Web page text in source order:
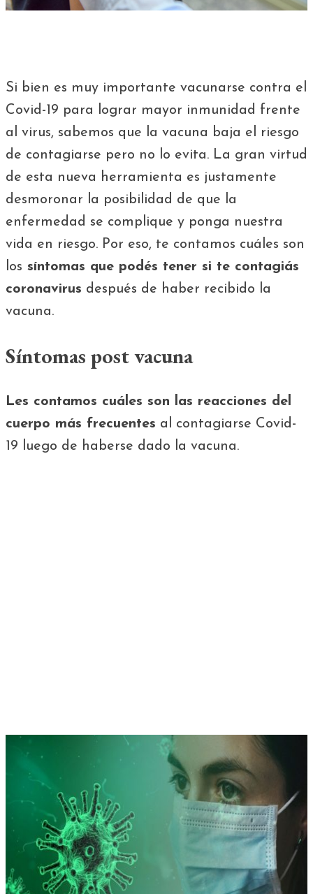
Si bien es muy importante vacunarse contra el
Covid-19 para lograr mayor inmunidad frente
al virus, sabemos que la vacuna baja el riesgo
de contagiarse pero no lo evita. La gran virtud
de esta nueva herramienta es justamente
desmoronar la posibilidad de que la
enfermedad se complique y ponga nuestra
vida en riesgo. Por eso, te contamos cuáles son
los síntomas que podés tener si te contagiás
coronavirus después de haber recibido la
vacuna.
Síntomas post vacuna
Les contamos cuáles son las reacciones del
cuerpo más frecuentes al contagiarse Covid-
19 luego de haberse dado la vacuna.